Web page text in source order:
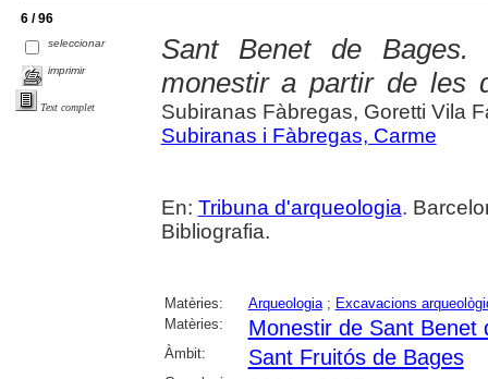
6 / 96
seleccionar
imprimir
Text complet
Sant Benet de Bages.
monestir a partir de les
Subiranas Fàbregas, Goretti Vila
Subiranas i Fàbregas, Carme
En: Tribuna d'arqueologia.
Bibliografia.
Matèries: Arqueologia; Excavacions
Matèries:
Monestir de Sant Benet
Àmbit: Sant Fruitós de Bages